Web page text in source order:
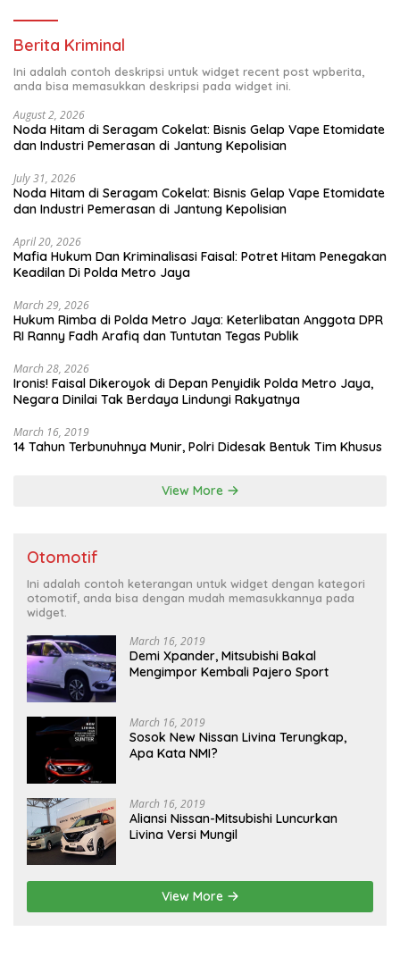
Berita Kriminal
Ini adalah contoh deskripsi untuk widget recent post wpberita,
anda bisa memasukkan deskripsi pada widget ini.
August 2, 2026
Noda Hitam di Seragam Cokelat: Bisnis Gelap Vape Etomidate
dan Industri Pemerasan di Jantung Kepolisian
July 31, 2026
Noda Hitam di Seragam Cokelat: Bisnis Gelap Vape Etomidate
dan Industri Pemerasan di Jantung Kepolisian
April 20, 2026
Mafia Hukum Dan Kriminalisasi Faisal: Potret Hitam Penegakan
Keadilan Di Polda Metro Jaya
March 29, 2026
Hukum Rimba di Polda Metro Jaya: Keterlibatan Anggota DPR
RI Ranny Fadh Arafiq dan Tuntutan Tegas Publik
March 28, 2026
Ironis! Faisal Dikeroyok di Depan Penyidik Polda Metro Jaya,
Negara Dinilai Tak Berdaya Lindungi Rakyatnya
March 16, 2019
14 Tahun Terbunuhnya Munir, Polri Didesak Bentuk Tim Khusus
View More
Otomotif
Ini adalah contoh keterangan untuk widget dengan kategori
otomotif, anda bisa dengan mudah memasukkannya pada
widget.
March 16, 2019
Demi Xpander, Mitsubishi Bakal
Mengimpor Kembali Pajero Sport
March 16, 2019
Sosok New Nissan Livina Terungkap,
Apa Kata NMI?
March 16, 2019
Aliansi Nissan-Mitsubishi Luncurkan
Livina Versi Mungil
View More